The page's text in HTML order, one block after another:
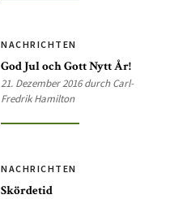
NACHRICHTEN
God Jul och Gott Nytt År!
21. Dezember 2016 durch Carl-
Fredrik Hamilton
NACHRICHTEN
Skördetid